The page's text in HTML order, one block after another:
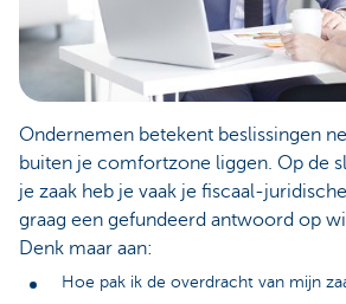
Ondernemen betekent beslissingen
buiten je comfortzone liggen. Op de
je zaak heb je vaak je fiscaal-
graag een gefundeerd antwoord op
Denk maar aan:
Hoe pak ik de overdracht van mijn